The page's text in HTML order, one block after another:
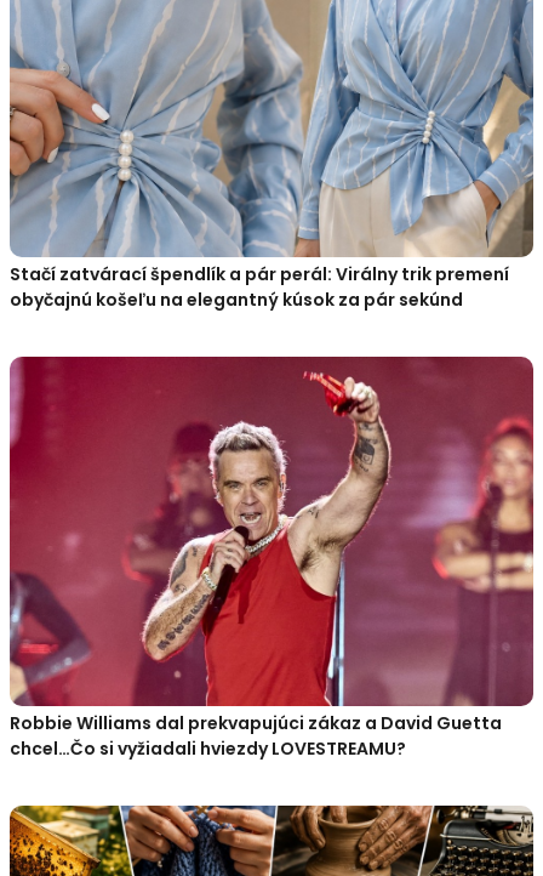
Stačí zatvárací špendlík a pár perál: Virálny trik premení
obyčajnú košeľu na elegantný kúsok za pár sekúnd
Robbie Williams dal prekvapujúci zákaz a David Guetta
chcel…Čo si vyžiadali hviezdy LOVESTREAMU?